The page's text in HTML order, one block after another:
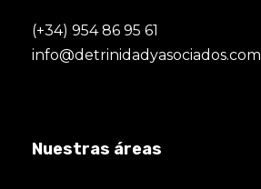
(+34) 954 86 95 61
info@detrinidadyasociados.com
Nuestras áreas